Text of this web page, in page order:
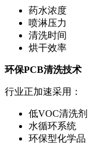
药水浓度
喷淋压力
清洗时间
烘干效率
环保PCB清洗技术
行业正加速采用：
低VOC清洗剂
水循环系统
环保型化学品